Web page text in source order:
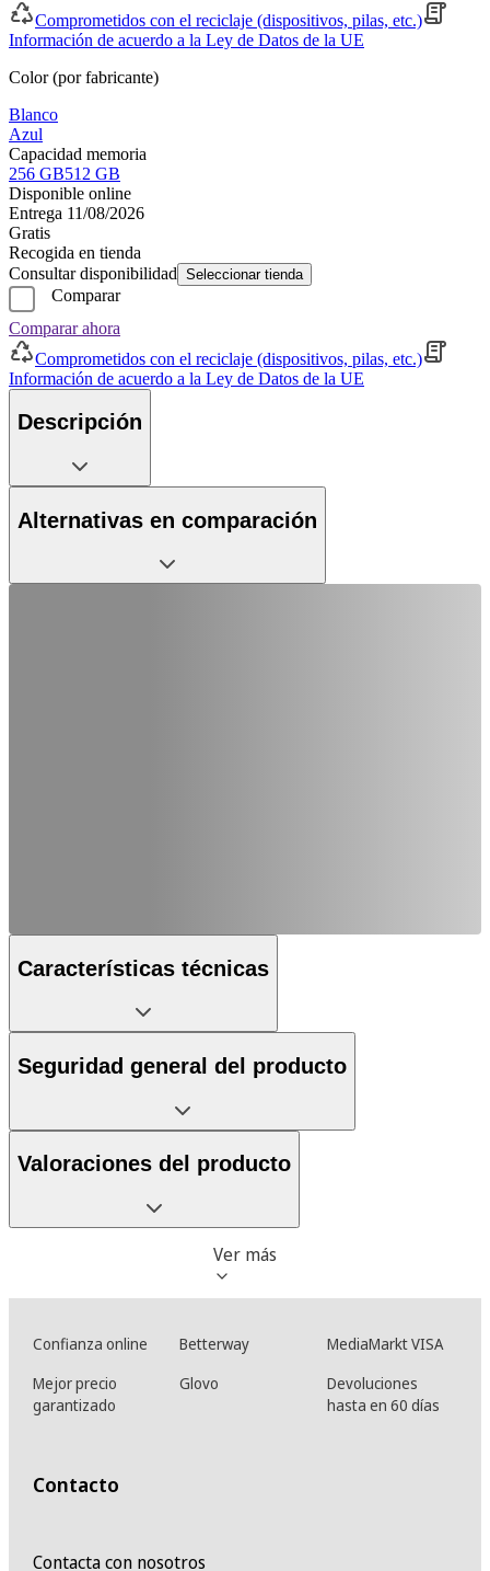
Comprometidos con el reciclaje (dispositivos, pilas, etc.)
Información de acuerdo a la Ley de Datos de la UE
Color (por fabricante)
Blanco
Azul
Capacidad memoria
256 GB512 GB
Disponible online
Entrega 11/08/2026
Gratis
Recogida en tienda
Consultar disponibilidad Seleccionar tienda
Comparar
Comparar ahora
Comprometidos con el reciclaje (dispositivos, pilas, etc.)
Información de acuerdo a la Ley de Datos de la UE
Descripción
Alternativas en comparación
Características técnicas
Seguridad general del producto
Valoraciones del producto
Ver más
Confianza online Betterway
MediaMarkt VISA
Mejor precio
garantizado
Glovo
Devoluciones
hasta en 60 días
Contacto
Contacta con nosotros